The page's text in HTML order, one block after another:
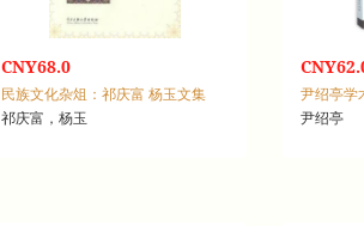
CNY68.0
民族文化杂俎：祁庆富 杨玉文集
祁庆富，杨玉
尹绍亭学
尹绍亭